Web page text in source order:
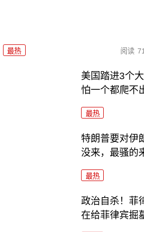
最热 阅读
美国踏进3个
怕一个都爬不
最热
特朗普要对伊
没来，最骚的
最热
政治自杀！菲
在给菲律宾掘